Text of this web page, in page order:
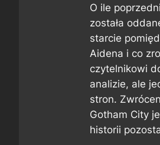
O ile
została
starcie
Aidena i co
czytelnikowi
analizie, ale
stron.
Gotham City
historii